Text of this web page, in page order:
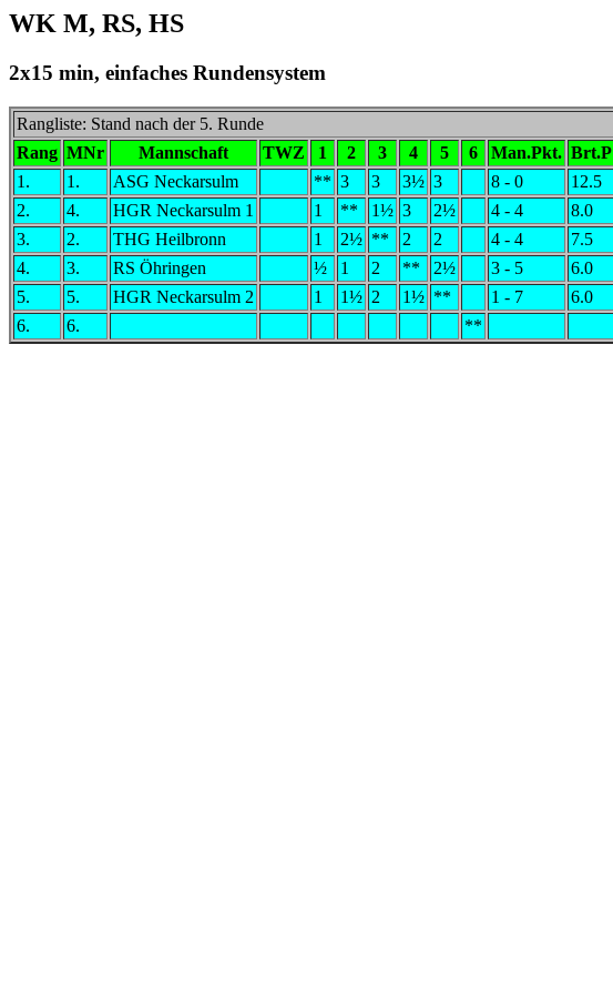
WK M, RS, HS
2x15 min, einfaches Rundensystem
Rangliste: Stand nach der 5. Runde
Rang MNr Mannschaft TWZ 1 2 3 4 5 6 Man.Pkt. Brt.P
1.
1. ASG Neckarsulm ** 3 3 3½ 3 8 - 0
12.5
2.
4. HGR Neckarsulm 1 1 ** 1½ 3 2½ 4 - 4
8.0
3.
2. THG Heilbronn 1 2½ ** 2 2 4 - 4
7.5
4.
3. RS Öhringen ½ 1 2 ** 2½ 3 - 5
6.0
5.
5. HGR Neckarsulm 2 1 1½ 2 1½ ** 1 - 7
6.0
6.
6. **